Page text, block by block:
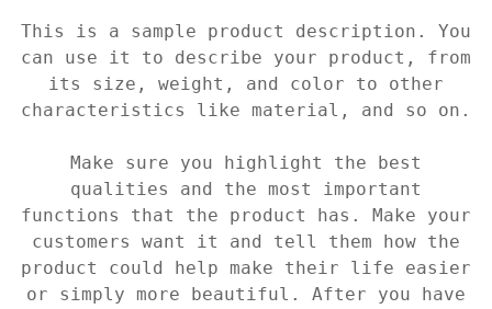
This is a sample product description. You
can use it to describe your product, from
its size, weight, and color to other
characteristics like material, and so on.
Make sure you highlight the best
qualities and the most important
functions that the product has. Make your
customers want it and tell them how the
product could help make their life easier
or simply more beautiful. After you have